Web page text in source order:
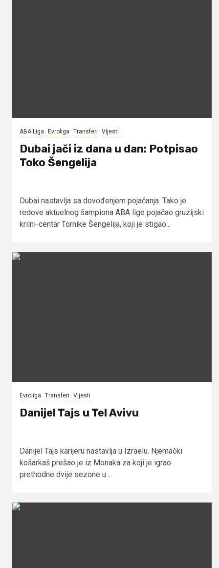
ABA Liga Evroliga Transferi Vijesti
Dubai jači iz dana u dan: Potpisao
Toko Šengelija
Dubai nastavlja sa dovođenjem pojačanja. Tako je
redove aktuelnog šampiona ABA lige pojačao gruzijski
krilni-centar Tornike Šengelija, koji je stigao...
Evroliga Transferi Vijesti
Danijel Tajs u Tel Avivu
Danijel Tajs karijeru nastavlja u Izraelu. Njemački
košarkaš prešao je iz Monaka za koji je igrao
prethodne dvije sezone u...